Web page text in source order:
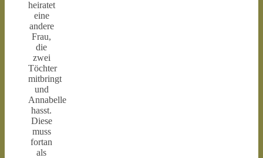
heiratet
eine
andere
Frau,
die
zwei
Töchter
mitbringt
und
Annabelle
hasst.
Diese
muss
fortan
als